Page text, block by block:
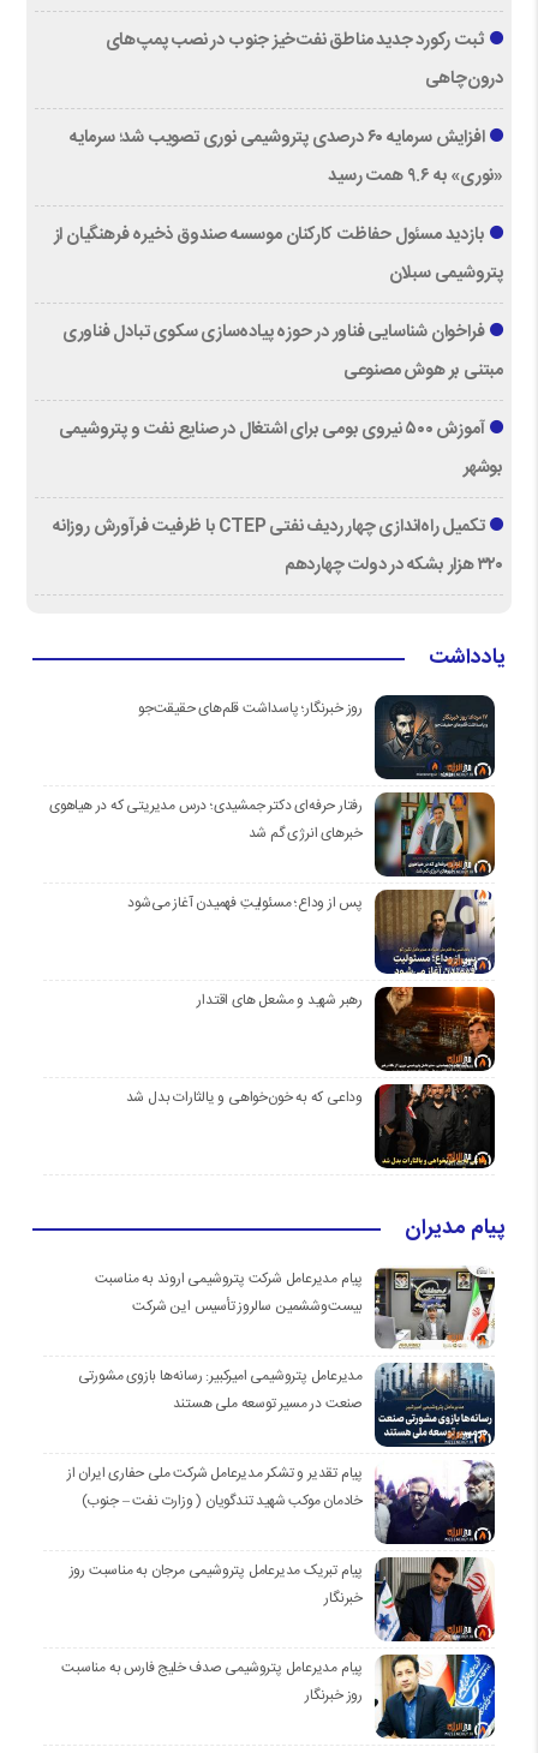
ثبت رکورد جدید مناطق نفت‌خیز جنوب در نصب پمپ‌های
درون‌چاهی
افزایش سرمایه ۶۰ درصدی پتروشیمی نوری تصویب شد؛ سرمایه
«نوری» به ۹.۶ همت رسید
بازدید مسئول حفاظت کارکنان موسسه صندوق ذخیره فرهنگیان از
پتروشیمی سبلان
فراخوان شناسایی فناور در حوزه پیاده‌سازی سکوی تبادل فناوری
مبتنی بر هوش مصنوعی
آموزش ۵۰۰ نیروی بومی برای اشتغال در صنایع نفت و پتروشیمی
بوشهر
تکمیل راه‌اندازی چهار ردیف نفتی CTEP با ظرفیت فرآورش روزانه
۳۲۰ هزار بشکه در دولت چهاردهم
یادداشت
روز خبرنگار؛ پاسداشت قلم‌های حقیقت‌جو
رفتار حرفه‌ای دکتر جمشیدی؛ درس مدیریتی که در هیاهوی
خبرهای انرژی گم شد
پس از وداع؛ مسئولیتِ فهمیدن آغاز می‌شود
رهبر شهید و مشعل های اقتدار
وداعی که به خون‌خواهی و یالثارات بدل شد
پیام مدیران
پیام مدیرعامل شرکت پتروشیمی اروند به مناسبت
بیست‌و‌ششمین سالروز تأسیس این شرکت
مدیرعامل پتروشیمی امیرکبیر: رسانه‌ها بازوی مشورتی
صنعت در مسیر توسعه ملی هستند
پیام تقدیر و تشکر مدیرعامل شرکت ملی حفاری ایران از
خادمان موكب شهيد تندگويان ( وزارت نفت – جنوب)
پیام تبریک مدیرعامل پتروشیمی مرجان به مناسبت روز
خبرنگار
پیام مدیرعامل پتروشیمی صدف خلیج فارس به مناسبت
روز خبرنگار